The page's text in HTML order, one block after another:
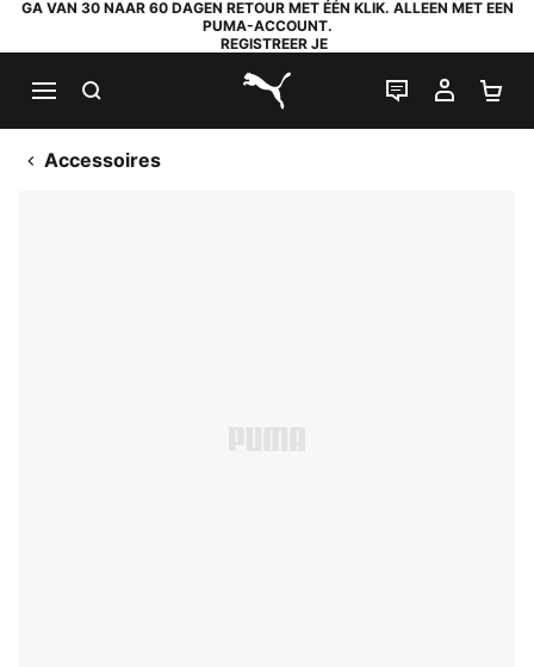
GA VAN 30 NAAR 60 DAGEN RETOUR MET ÉÉN KLIK. ALLEEN MET EEN
PUMA-ACCOUNT.
REGISTREER JE
PUMA.com
LIVE CHAT
MIJN
Accessoires